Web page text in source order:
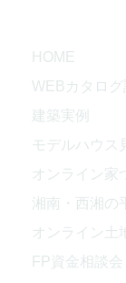
HOME
WEBカタログ
建築実例
モデルハウス
オンライン家
湘南・西湘の
オンライン土
​FP資金相談会